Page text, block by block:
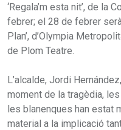
‘Regala’m esta nit’, de la
febrer; el 28 de febrer
Plan’, d’Olympia
de Plom Teatre.
L’alcalde, Jordi
moment de la tragèdia,
les blanenques han estat
material a la implicació